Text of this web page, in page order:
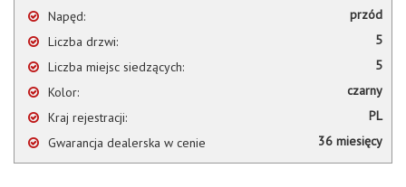
Napęd:
przód
Liczba drzwi:
5
Liczba miejsc siedzących:
5
Kolor:
czarny
Kraj rejestracji:
PL
Gwarancja dealerska w cenie
36 miesięcy